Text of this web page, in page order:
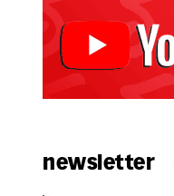
newsletter